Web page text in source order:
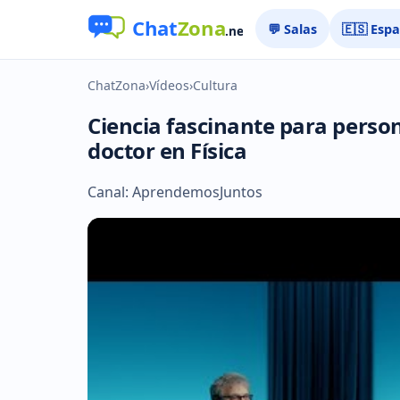
💬 Salas 🇪🇸
ChatZona›Vídeos›Cultura
Ciencia fascinante para
doctor en Física
Canal: AprendemosJuntos